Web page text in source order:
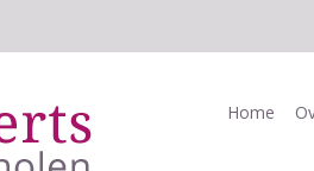
Home